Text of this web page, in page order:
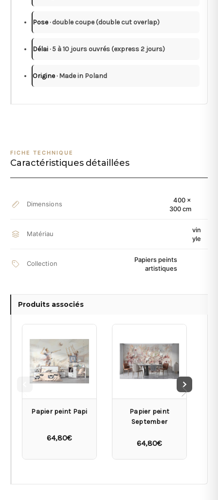
Pose· double coupe (double cut overlap)
Délai · 5 à 10 jours ouvrés (express 2 jours)
Origine· Made in Poland
FICHE TECHNIQUE
Caractéristiques détaillées
Dimensions
400 ×
300 cm
Matériau
vin
yle
Collection
Papiers peints
artistiques
Produits associés
Papier peint Papi
64,80€
Papier peint
September
64,80€